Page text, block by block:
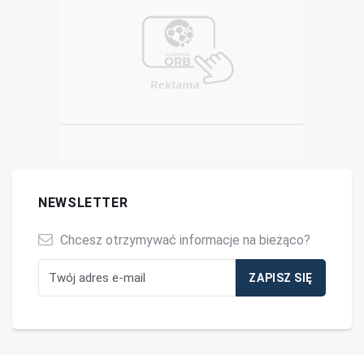
NEWSLETTER
Chcesz otrzymywać informacje na bieżąco?